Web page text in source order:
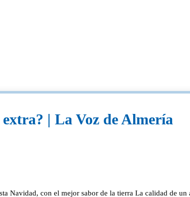
| La Voz de Almería
Navidad, con el mejor sabor de la tierra La calidad de